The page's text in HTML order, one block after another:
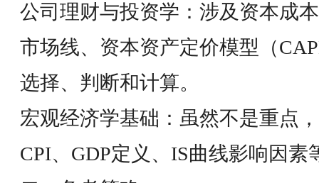
公司理财与投资学：涉及资本成
市场线、资本资产定价模型（
选择、判断和计算。
宏观经济学基础：虽然不是重点
CPI、GDP定义、IS曲线影响因素